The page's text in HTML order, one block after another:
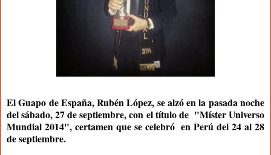
El Guapo de España, Rubén López, se alzó en la pasada noche
del sábado, 27 de septiembre, con el título de "Míster Universo
Mundial 2014", certamen que se celebró en Perú del 24 al 28
de septiembre.